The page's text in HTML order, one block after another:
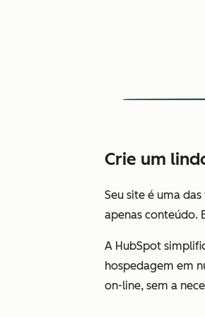
Crie um
Seu site é uma
apenas conteúdo.
A HubSpot
hospedagem em
on-line, sem a